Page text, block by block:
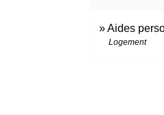
Aides
Logement